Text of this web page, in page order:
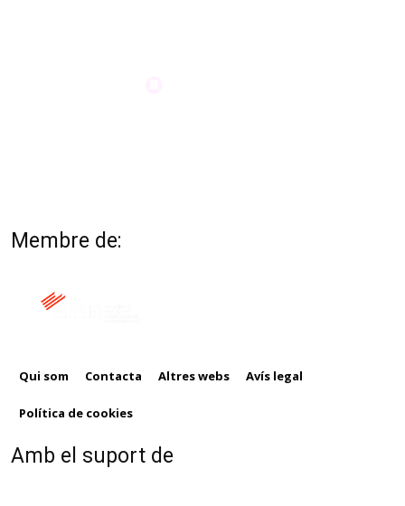
Membre de:
Qui som Contacta Altres webs Avís legal
Política de cookies
Amb el suport de